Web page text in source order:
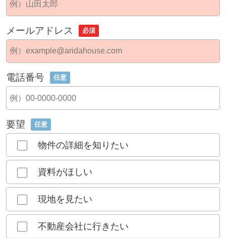
メールアドレス 必須
電話番号 任意
要望 任意
物件の詳細を知りたい
資料がほしい
現地を見たい
不動産会社に行きたい